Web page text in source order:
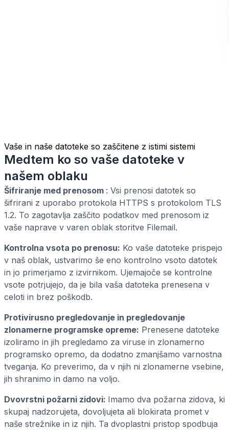
Vaše in naše datoteke so zaščitene z istimi sistemi
Medtem ko so vaše datoteke v
našem oblaku
Šifriranje med prenosom : Vsi prenosi datotek so
šifrirani z uporabo protokola HTTPS s protokolom TLS
1.2. To zagotavlja zaščito podatkov med prenosom iz
vaše naprave v varen oblak storitve Filemail.
Kontrolna vsota po prenosu: Ko vaše datoteke prispejo
v naš oblak, ustvarimo še eno kontrolno vsoto datotek
in jo primerjamo z izvirnikom. Ujemajoče se kontrolne
vsote potrjujejo, da je bila vaša datoteka prenesena v
celoti in brez poškodb.
Protivirusno pregledovanje in pregledovanje
zlonamerne programske opreme: Prenesene datoteke
izoliramo in jih pregledamo za viruse in zlonamerno
programsko opremo, da dodatno zmanjšamo varnostna
tveganja. Ko preverimo, da v njih ni zlonamerne vsebine,
jih shranimo in damo na voljo.
Dvovrstni požarni zidovi: Imamo dva požarna zidova, ki
skupaj nadzorujeta, dovoljujeta ali blokirata promet v
naše strežnike in iz njih. Ta dvoplastni pristop spodbuja